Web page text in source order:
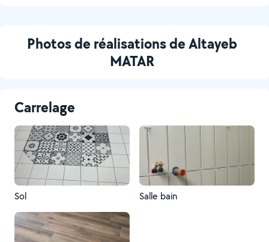
Photos de réalisations de Altayeb
MATAR
Carrelage
Sol Salle bain